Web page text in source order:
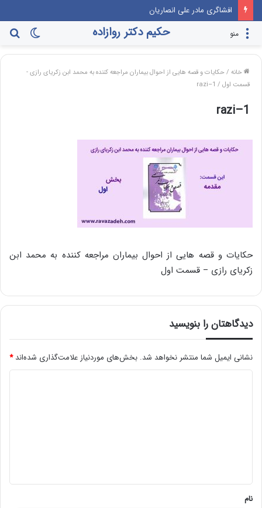
افشاگری مادر علی انصاریان
تغییر
پوسته
حکیم دکتر روازاده منو
خانه /حکایات و قصه هایی از احوال بیماران مراجعه کننده به محمد ابن زکریای رازی -
قسمت اول /
razi–1
razi–1
حکایات و قصه هایی از احوال بیماران مراجعه کننده به محمد ابن
زکریای رازی – قسمت اول
دیدگاهتان را بنویسید
نشانی ایمیل شما منتشر نخواهد شد. بخش‌های موردنیاز علامت‌گذاری شده‌اند*
*
نام